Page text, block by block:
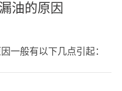
油的原因
一般有以下几点引起：